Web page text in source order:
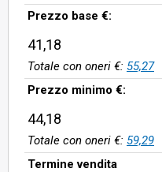
Prezzo base €:
41,18
Totale con oneri €: 55,27
Prezzo minimo €:
44,18
Totale con oneri €: 59,29
Termine vendita